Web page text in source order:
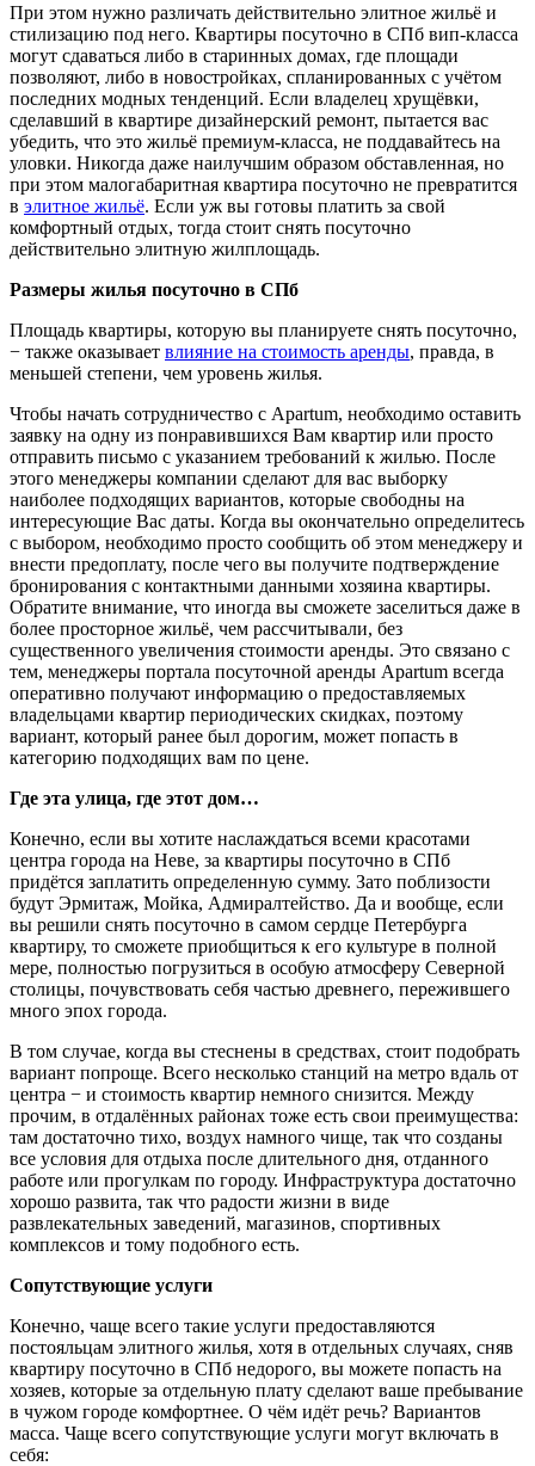
При этом нужно различать действительно элитное жильё и
стилизацию под него. Квартиры посуточно в СПб вип-класса
могут сдаваться либо в старинных домах, где площади
позволяют, либо в новостройках, спланированных с учётом
последних модных тенденций. Если владелец хрущёвки,
сделавший в квартире дизайнерский ремонт, пытается вас
убедить, что это жильё премиум-класса, не поддавайтесь на
уловки. Никогда даже наилучшим образом обставленная, но
при этом малогабаритная квартира посуточно не превратится
в элитное жильё. Если уж вы готовы платить за свой
комфортный отдых, тогда стоит снять посуточно
действительно элитную жилплощадь.
Размеры жилья посуточно в СПб
Площадь квартиры, которую вы планируете снять посуточно,
− также оказывает влияние на стоимость аренды, правда, в
меньшей степени, чем уровень жилья.
Чтобы начать сотрудничество с Apartum, необходимо оставить
заявку на одну из понравившихся Вам квартир или просто
отправить письмо с указанием требований к жилью. После
этого менеджеры компании сделают для вас выборку
наиболее подходящих вариантов, которые свободны на
интересующие Вас даты. Когда вы окончательно определитесь
с выбором, необходимо просто сообщить об этом менеджеру и
внести предоплату, после чего вы получите подтверждение
бронирования с контактными данными хозяина квартиры.
Обратите внимание, что иногда вы сможете заселиться даже в
более просторное жильё, чем рассчитывали, без
существенного увеличения стоимости аренды. Это связано с
тем, менеджеры портала посуточной аренды Apartum всегда
оперативно получают информацию о предоставляемых
владельцами квартир периодических скидках, поэтому
вариант, который ранее был дорогим, может попасть в
категорию подходящих вам по цене.
Где эта улица, где этот дом…
Конечно, если вы хотите наслаждаться всеми красотами
центра города на Неве, за квартиры посуточно в СПб
придётся заплатить определенную сумму. Зато поблизости
будут Эрмитаж, Мойка, Адмиралтейство. Да и вообще, если
вы решили снять посуточно в самом сердце Петербурга
квартиру, то сможете приобщиться к его культуре в полной
мере, полностью погрузиться в особую атмосферу Северной
столицы, почувствовать себя частью древнего, пережившего
много эпох города.
В том случае, когда вы стеснены в средствах, стоит подобрать
вариант попроще. Всего несколько станций на метро вдаль от
центра − и стоимость квартир немного снизится. Между
прочим, в отдалённых районах тоже есть свои преимущества:
там достаточно тихо, воздух намного чище, так что созданы
все условия для отдыха после длительного дня, отданного
работе или прогулкам по городу. Инфраструктура достаточно
хорошо развита, так что радости жизни в виде
развлекательных заведений, магазинов, спортивных
комплексов и тому подобного есть.
Сопутствующие услуги
Конечно, чаще всего такие услуги предоставляются
постояльцам элитного жилья, хотя в отдельных случаях, сняв
квартиру посуточно в СПб недорого, вы можете попасть на
хозяев, которые за отдельную плату сделают ваше пребывание
в чужом городе комфортнее. О чём идёт речь? Вариантов
масса. Чаще всего сопутствующие услуги могут включать в
себя: